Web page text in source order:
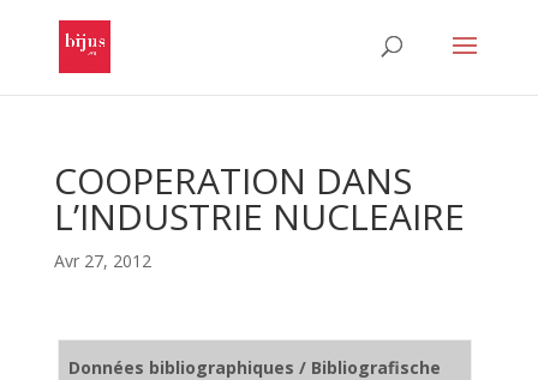
COOPERATION DANS
L’INDUSTRIE NUCLEAIRE
Avr 27, 2012
Données bibliographiques / Bibliografische